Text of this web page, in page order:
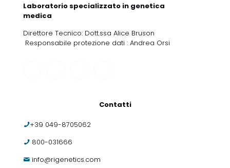
Laboratorio specializzato in genetica
medica
Direttore Tecnico: Dott.ssa Alice Bruson
Responsabile protezione dati : Andrea Orsi
Contatti
+39 049-8705062
800-031666
info@rigenetics.com